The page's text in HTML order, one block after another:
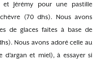
Jérémy pour une pastille
(70 dhs). Nous avons
de glaces faites à base de
Nous avons adoré celle au
et miel), à essayer si